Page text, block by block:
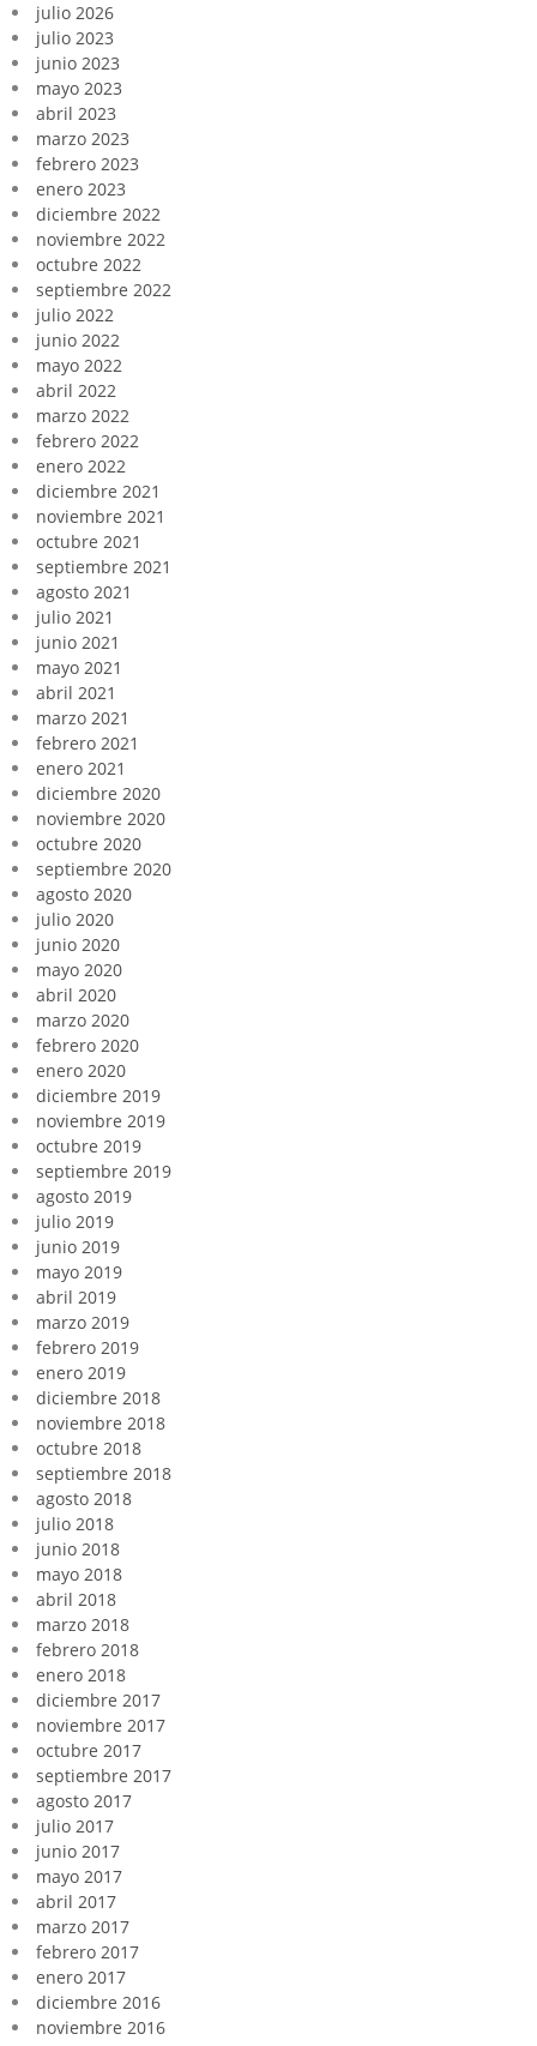
julio 2026
julio 2023
junio 2023
mayo 2023
abril 2023
marzo 2023
febrero 2023
enero 2023
diciembre 2022
noviembre 2022
octubre 2022
septiembre 2022
julio 2022
junio 2022
mayo 2022
abril 2022
marzo 2022
febrero 2022
enero 2022
diciembre 2021
noviembre 2021
octubre 2021
septiembre 2021
agosto 2021
julio 2021
junio 2021
mayo 2021
abril 2021
marzo 2021
febrero 2021
enero 2021
diciembre 2020
noviembre 2020
octubre 2020
septiembre 2020
agosto 2020
julio 2020
junio 2020
mayo 2020
abril 2020
marzo 2020
febrero 2020
enero 2020
diciembre 2019
noviembre 2019
octubre 2019
septiembre 2019
agosto 2019
julio 2019
junio 2019
mayo 2019
abril 2019
marzo 2019
febrero 2019
enero 2019
diciembre 2018
noviembre 2018
octubre 2018
septiembre 2018
agosto 2018
julio 2018
junio 2018
mayo 2018
abril 2018
marzo 2018
febrero 2018
enero 2018
diciembre 2017
noviembre 2017
octubre 2017
septiembre 2017
agosto 2017
julio 2017
junio 2017
mayo 2017
abril 2017
marzo 2017
febrero 2017
enero 2017
diciembre 2016
noviembre 2016